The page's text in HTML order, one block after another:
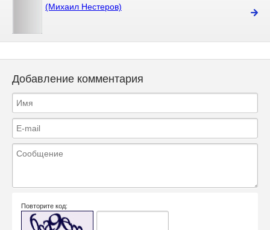
(Михаил Нестеров)
Добавление комментария
Повторите код: